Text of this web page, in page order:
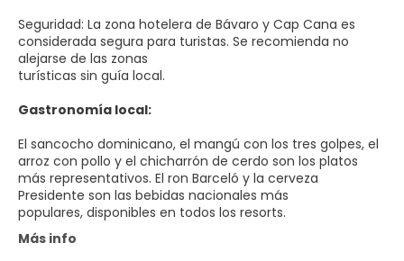
Seguridad: La zona hotelera de Bávaro y Cap Cana es
considerada segura para turistas. Se recomienda no
alejarse de las zonas
turísticas sin guía local.
Gastronomía local:
El sancocho dominicano, el mangú con los tres golpes, el
arroz con pollo y el chicharrón de cerdo son los platos
más representativos. El ron Barceló y la cerveza
Presidente son las bebidas nacionales más
populares, disponibles en todos los resorts.
Más info